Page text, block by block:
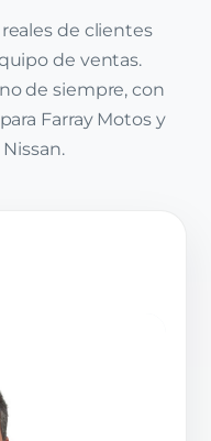
de clientes
de ventas.
de siempre, con
Farray Motos y
Nissan.